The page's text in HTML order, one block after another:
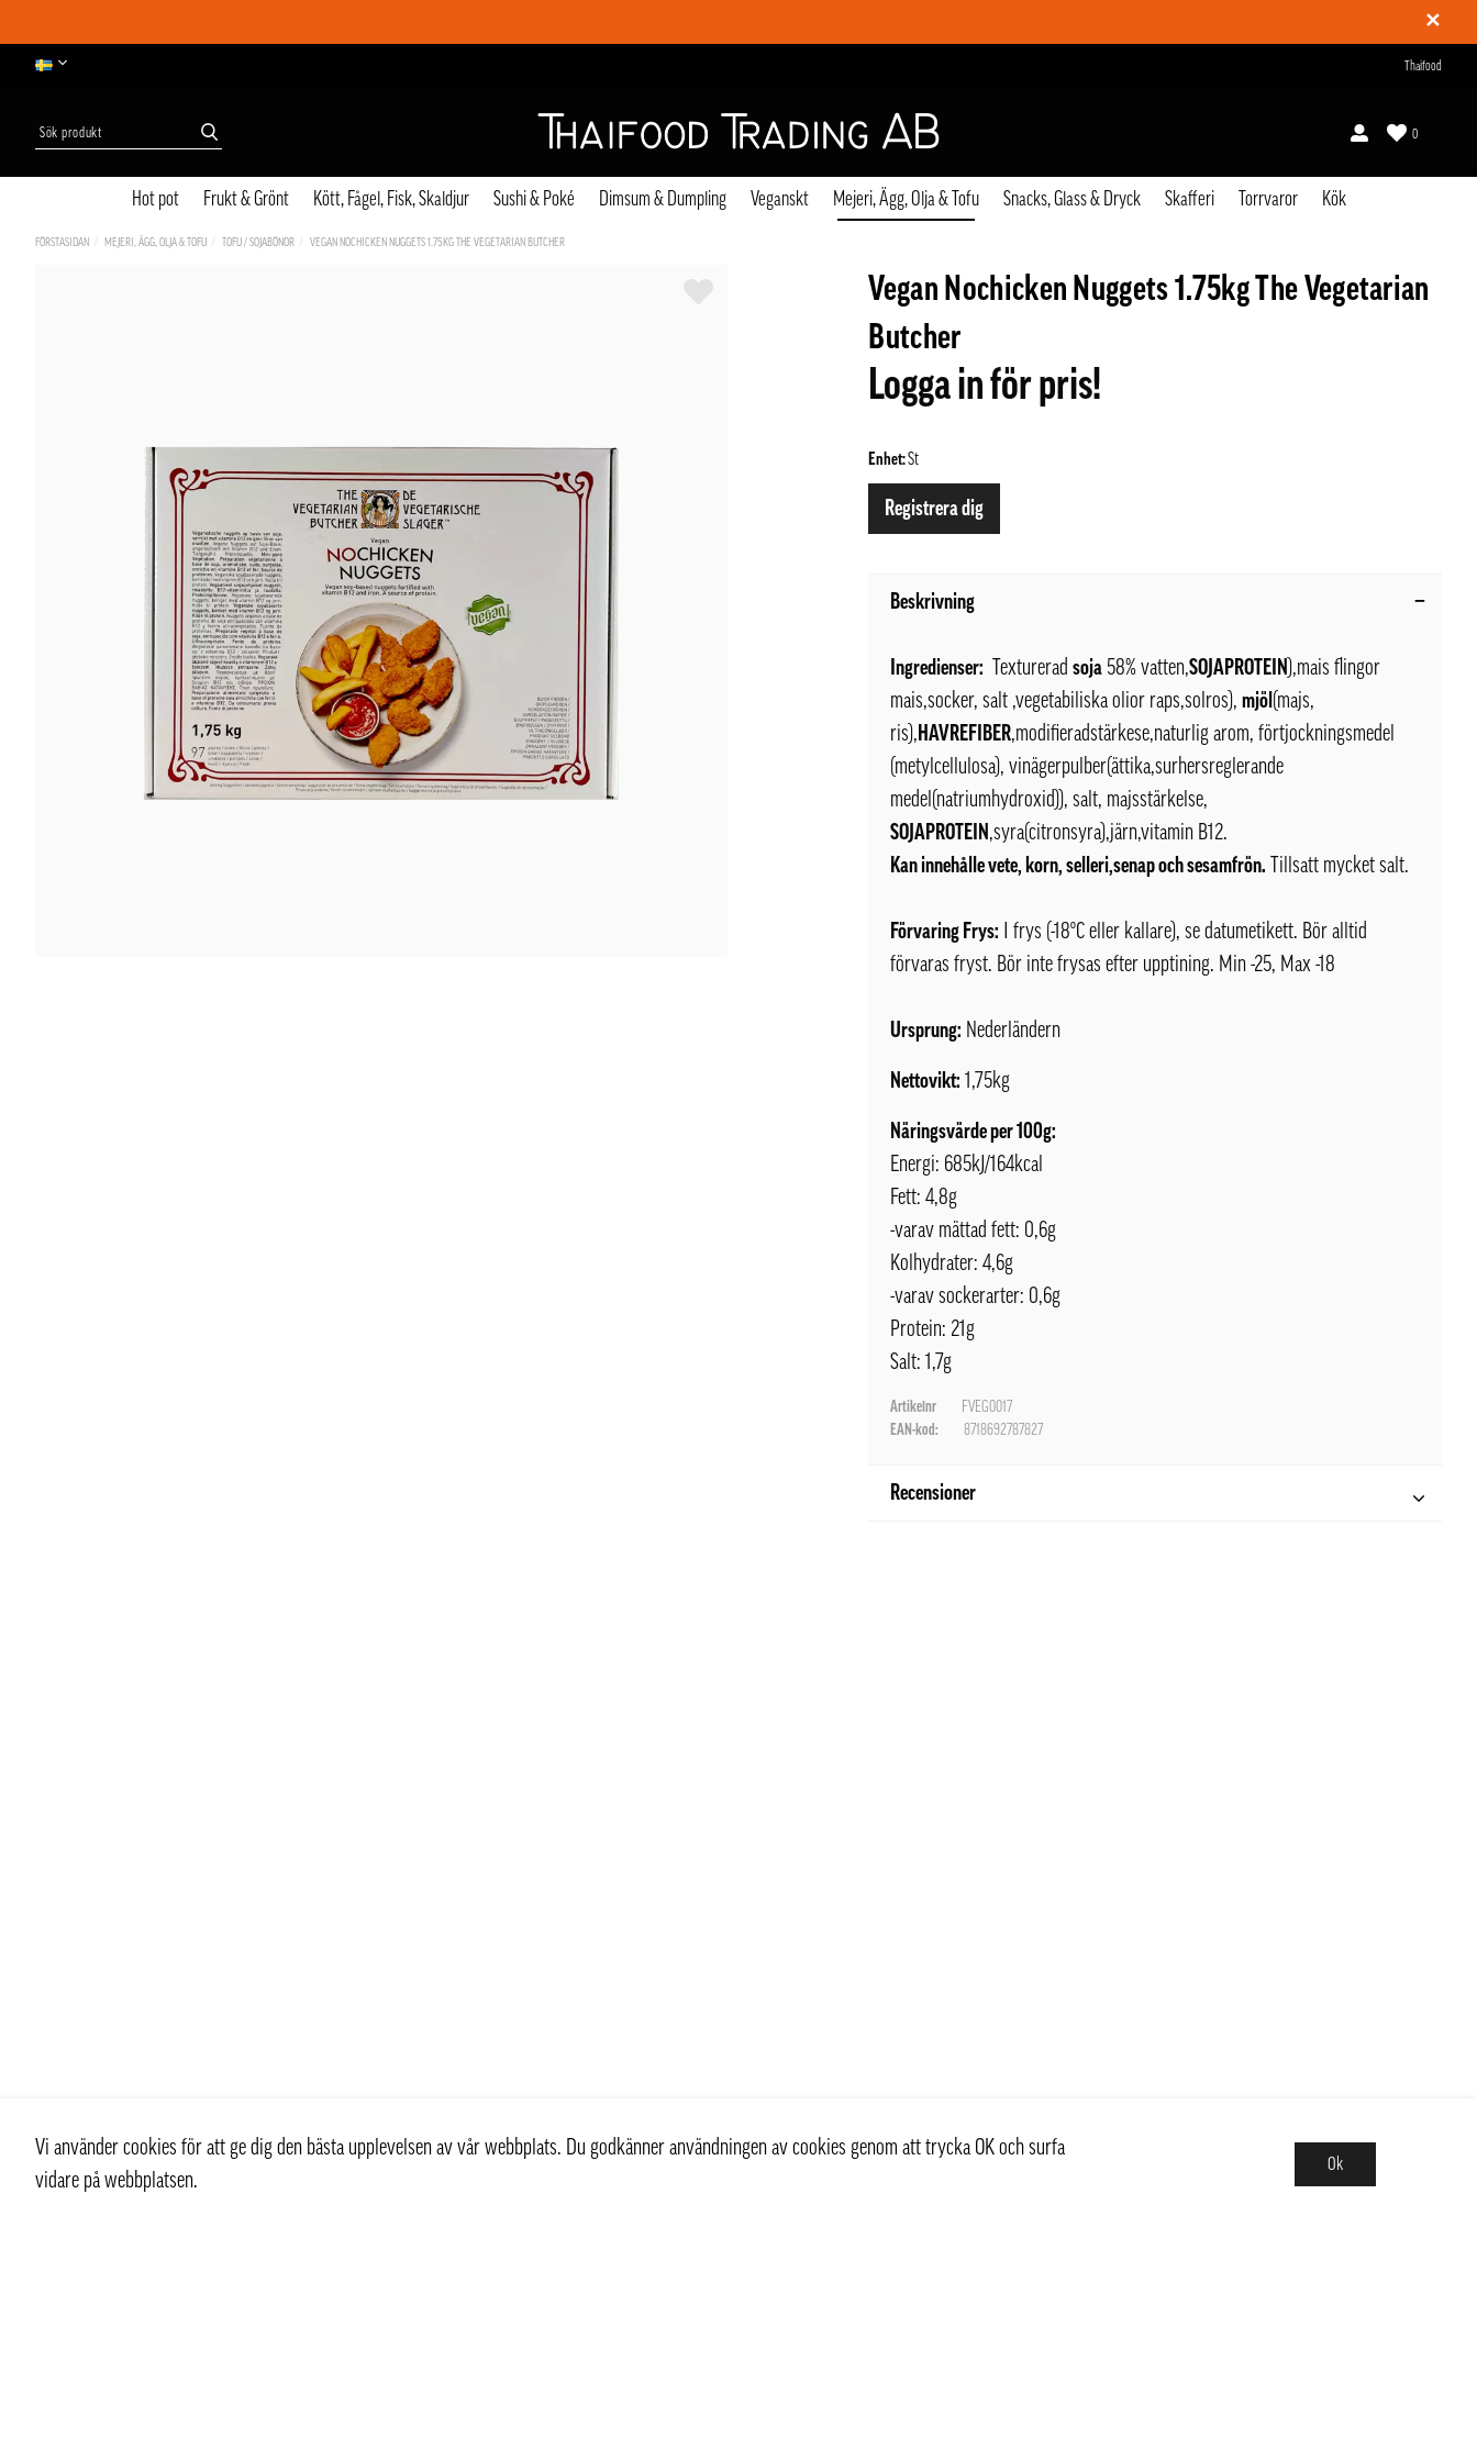
✕
Thaifood
0
Hot pot Frukt & Grönt Kött, Fågel, Fisk, Skaldjur Sushi & Poké Dimsum & Dumpling Veganskt Mejeri, Ägg, Olja & Tofu Snacks, Glass & Dryck Skafferi Torrvaror Kök
FÖRSTASIDAN MEJERI, ÄGG, OLJA & TOFU TOFU / SOJABÖNOR VEGAN NOCHICKEN NUGGETS 1.75KG THE VEGETARIAN BUTCHER
Vegan Nochicken Nuggets 1.75kg The Vegetarian
Butcher
Logga in för pris!
Enhet:St
Registrera dig
Beskrivning
Ingredienser: Textureradsoja 58% vatten,SOJAPROTEIN ),mais flingor
mais,socker, salt ,vegetabiliska olior raps,solros),mjöl (majs,
ris), HAVREFIBER,modifieradstärkese,naturlig arom, förtjockningsmedel
(metylcellulosa), vinägerpulber(ättika,surhersreglerande
medel(natriumhydroxid)), salt, majsstärkelse,
SOJAPROTEIN ,syra(citronsyra),järn,vitamin B12.
Kan innehålle vete, korn, selleri,senap och sesamfrön. Tillsatt mycket salt.
Förvaring Frys: I frys (-18ºC eller kallare), se datumetikett. Bör alltid
förvaras fryst. Bör inte frysas efter upptining. Min -25, Max -18
Ursprung: Nederländern
Nettovikt: 1,75kg
Näringsvärde per 100g:
Energi: 685kJ/164kcal
Fett: 4,8g
-varav mättad fett: 0,6g
Kolhydrater: 4,6g
-varav sockerarter: 0,6g
Protein: 21g
Salt: 1,7g
Artikelnr
FVEG0017
EAN-kod:
8718692787827
Recensioner
Vi använder cookies för att ge dig den bästa upplevelsen av vår webbplats. Du godkänner användningen av cookies genom att trycka OK och surfa
vidare på webbplatsen.
Ok